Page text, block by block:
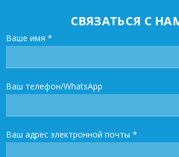
СВЯЗАТЬСЯ С
Ваше имя *
Ваш телефон/WhatsApp
Ваш адрес электронной почты *